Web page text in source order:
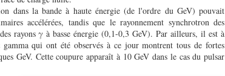
dans la bande à haute énergie (de l'ordre du GeV) pouvait
accélérées, tandis que le rayonnement synchrotron des
rayons γ à basse énergie (0,1-0,3 GeV). Par ailleurs, il est à
qui ont été observés à ce jour montrent tous de fortes
GeV. Cette coupure apparaît à 10 GeV dans le cas du pulsar